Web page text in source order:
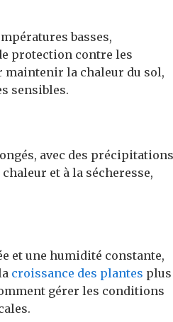
basses,
protection contre les
maintenir la chaleur du sol,
sensibles.
avec des précipitations
et à la sécheresse,
et une humidité constante,
croissance des plantes plus
gérer les conditions